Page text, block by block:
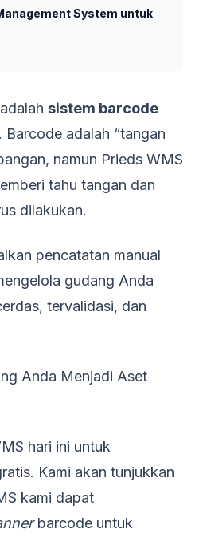
System untuk
sistem barcode
Barcode adalah “tangan
namun Prieds WMS
tahu tangan dan
dilakukan.
pencatatan manual
gudang Anda
tervalidasi, dan
Anda Menjadi Aset
hari ini untuk
Kami akan tunjukkan
kami dapat
barcode untuk